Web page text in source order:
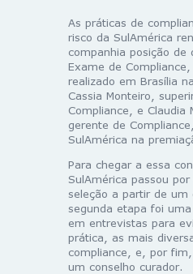
As práticas de
risco da SulAmérica
companhia posição de
Exame de
realizado em Brasília
Cassia Monteiro,
Compliance, e Claudia
gerente de
SulAmérica na
Para chegar a essa
SulAmérica passou
seleção a partir de um
segunda etapa foi
em entrevistas para
prática, as mais
compliance, e, por
um conselho curador.